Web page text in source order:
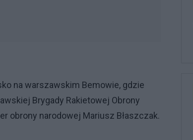
na warszawskim Bemowie, gdzie
Brygady Rakietowej Obrony
obrony narodowej Mariusz Błaszczak.